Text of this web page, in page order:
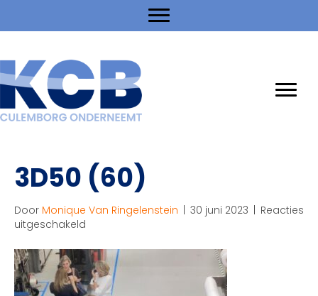
3D50 (60)
Door Monique Van Ringelenstein | 30 juni 2023 | Reacties
uitgeschakeld
(60)